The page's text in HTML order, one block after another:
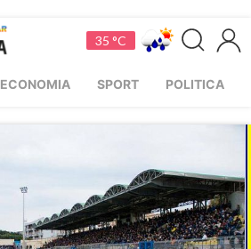
35 °C
ECONOMIA SPORT POLITICA